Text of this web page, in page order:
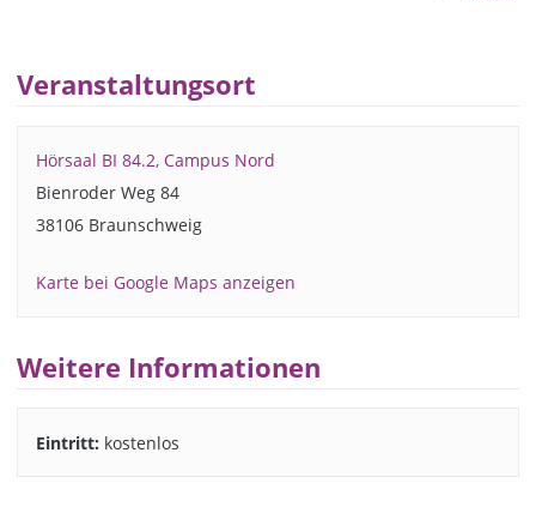
Veranstaltungsort
Hörsaal BI 84.2, Campus Nord
Bienroder Weg 84
38106 Braunschweig
Karte bei Google Maps anzeigen
Weitere Informationen
Eintritt: kostenlos